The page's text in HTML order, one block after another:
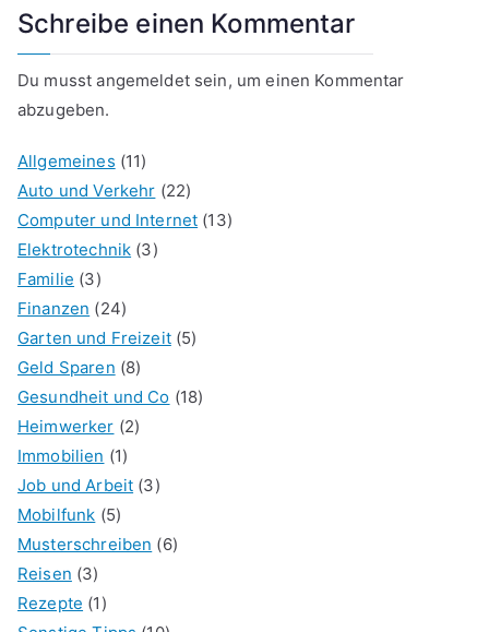
Schreibe einen Kommentar
Du musstangemeldetsein, um einen Kommentar
abzugeben.
Allgemeines (11)
Auto und Verkehr (22)
Computer und Internet (13)
Elektrotechnik (3)
Familie (3)
Finanzen (24)
Garten und Freizeit(5)
Geld Sparen (8)
Gesundheit und Co (18)
Heimwerker (2)
Immobilien (1)
Job und Arbeit (3)
Mobilfunk (5)
Musterschreiben (6)
Reisen (3)
Rezepte (1)